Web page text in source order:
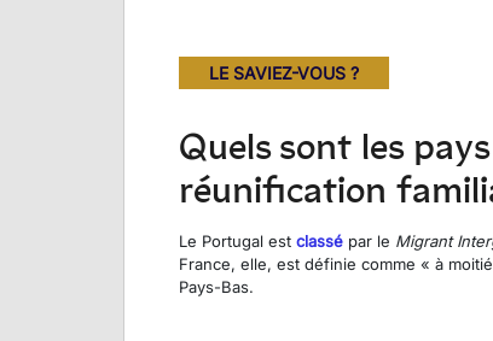
LE SAVIEZ-VOUS ?
Quels sont les
réunification
Le Portugal est classé par le Migrant
France, elle, est définie comme « à
Pays-Bas.